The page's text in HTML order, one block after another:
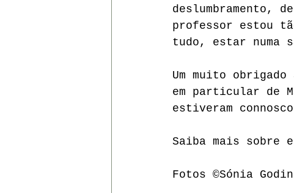
deslumbramento,
professor estou
tudo, estar numa
Um muito
em particular de
estiveram
Saiba mais sobre
Fotos ©Sónia